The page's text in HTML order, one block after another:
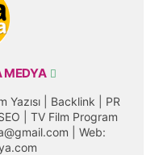
MEDYA
Yazısı | Backlink | PR
| TV Film Program
| Web: